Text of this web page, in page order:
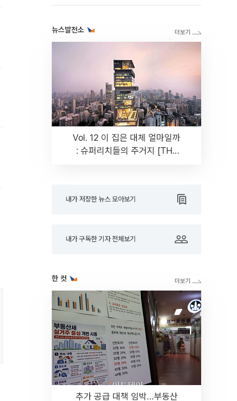
뉴스발전소
Vol. 12 이 집은 대체 얼마일까
: 슈퍼리치들의 주거지 [THE
내가 저장한 뉴스 모아보기
내가 구독한 기자 전체보기
한 컷
추가 공급 대책 임박…부동산